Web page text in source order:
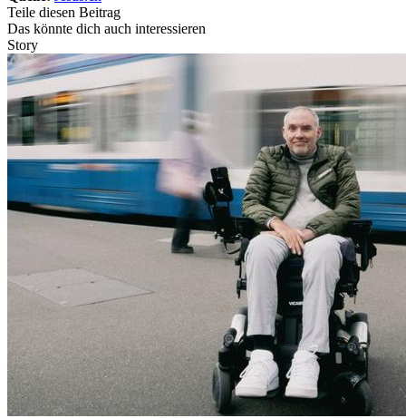
Teile diesen Beitrag
Das könnte dich auch interessieren
Story